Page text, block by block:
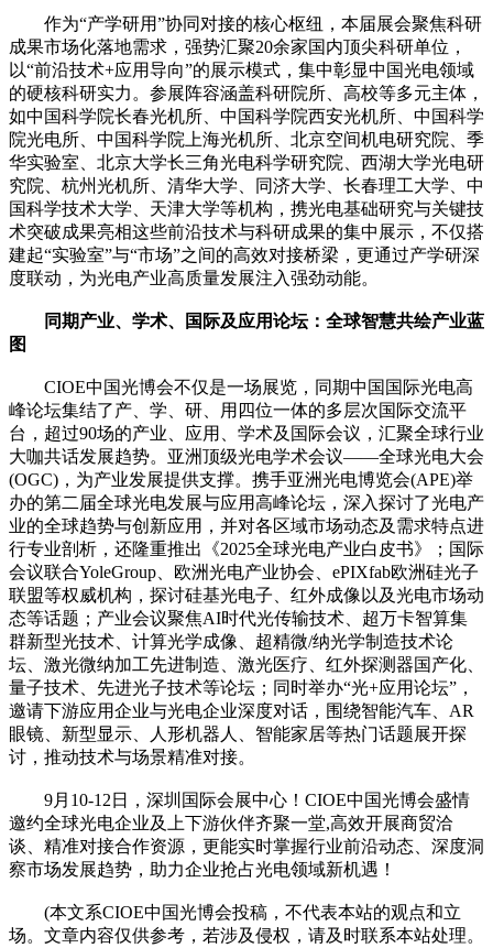
作为“产学研用”协同对接的核心枢纽，本届展会聚焦科研
成果市场化落地需求，强势汇聚20余家国内顶尖科研单位，
以“前沿技术+应用导向”的展示模式，集中彰显中国光电领域
的硬核科研实力。参展阵容涵盖科研院所、高校等多元主体，
如中国科学院长春光机所、中国科学院西安光机所、中国科学
院光电所、中国科学院上海光机所、北京空间机电研究院、季
华实验室、北京大学长三角光电科学研究院、西湖大学光电研
究院、杭州光机所、清华大学、同济大学、长春理工大学、中
国科学技术大学、天津大学等机构，携光电基础研究与关键技
术突破成果亮相这些前沿技术与科研成果的集中展示，不仅搭
建起“实验室”与“市场”之间的高效对接桥梁，更通过产学研深
度联动，为光电产业高质量发展注入强劲动能。
同期产业、学术、国际及应用论坛：全球智慧共绘产业蓝
图
CIOE中国光博会不仅是一场展览，同期中国国际光电高
峰论坛集结了产、学、研、用四位一体的多层次国际交流平
台，超过90场的产业、应用、学术及国际会议，汇聚全球行业
大咖共话发展趋势。亚洲顶级光电学术会议——全球光电大会
(OGC)，为产业发展提供支撑。携手亚洲光电博览会(APE)举
办的第二届全球光电发展与应用高峰论坛，深入探讨了光电产
业的全球趋势与创新应用，并对各区域市场动态及需求特点进
行专业剖析，还隆重推出《2025全球光电产业白皮书》；国际
会议联合YoleGroup、欧洲光电产业协会、ePIXfab欧洲硅光子
联盟等权威机构，探讨硅基光电子、红外成像以及光电市场动
态等话题；产业会议聚焦AI时代光传输技术、超万卡智算集
群新型光技术、计算光学成像、超精微/纳光学制造技术论
坛、激光微纳加工先进制造、激光医疗、红外探测器国产化、
量子技术、先进光子技术等论坛；同时举办“光+应用论坛”，
邀请下游应用企业与光电企业深度对话，围绕智能汽车、AR
眼镜、新型显示、人形机器人、智能家居等热门话题展开探
讨，推动技术与场景精准对接。
9月10-12日，深圳国际会展中心！CIOE中国光博会盛情
邀约全球光电企业及上下游伙伴齐聚一堂,高效开展商贸洽
谈、精准对接合作资源，更能实时掌握行业前沿动态、深度洞
察市场发展趋势，助力企业抢占光电领域新机遇！
(本文系CIOE中国光博会投稿，不代表本站的观点和立
场。文章内容仅供参考，若涉及侵权，请及时联系本站处理。